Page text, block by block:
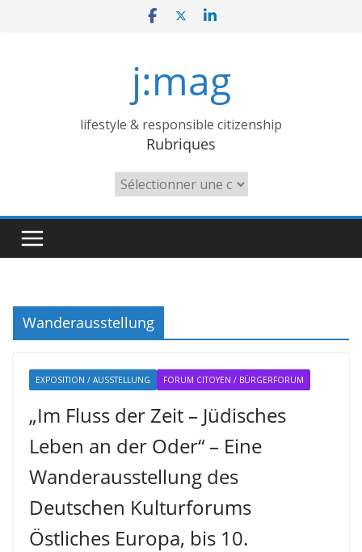
j:mag
lifestyle & responsible citizenship
Rubriques
Rubriques
Wanderausstellung
EXPOSITION / AUSSTELLUNG FORUM CITOYEN / BÜRGERFORUM
„Im Fluss der Zeit – Jüdisches
Leben an der Oder“ – Eine
Wanderausstellung des
Deutschen Kulturforums
Östliches Europa, bis 10.